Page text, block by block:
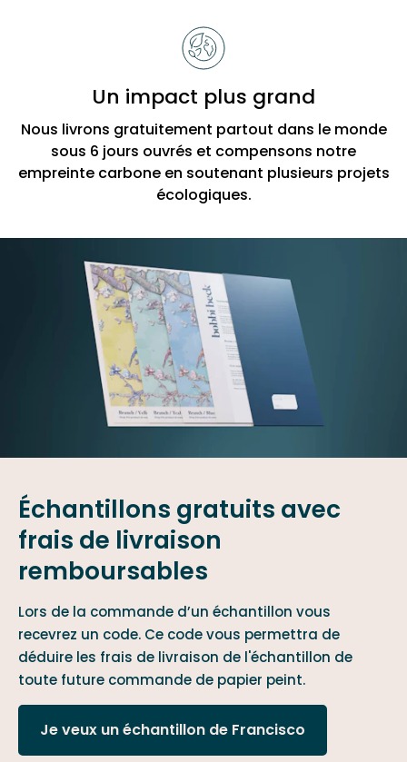
Un impact plus grand
Nous livrons gratuitement partout dans le monde
sous 6 jours ouvrés et compensons notre
empreinte carbone en soutenant plusieurs projets
écologiques.
Échantillons gratuits avec
frais de livraison
remboursables
Lors de la commande d’un échantillon vous
recevrez un code. Ce code vous permettra de
déduire les frais de livraison de l'échantillon de
toute future commande de papier peint.
Je veux un échantillon de Francisco